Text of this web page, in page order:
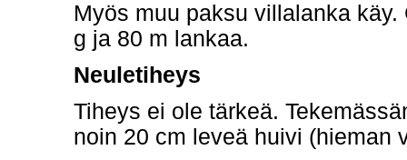
Myös muu paksu villalanka
g ja 80 m lankaa.
Neuletiheys
Tiheys ei ole tärkeä.
noin 20 cm leveä huivi (hieman